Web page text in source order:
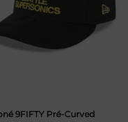
9FIFTY Pré-Curved